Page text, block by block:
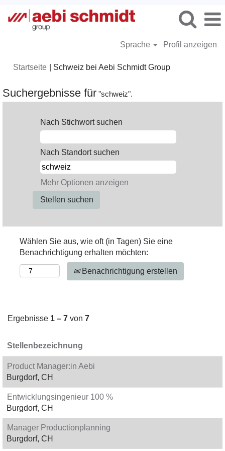
Sprache Profil anzeigen
Startseite Schweiz bei Aebi Schmidt Group(aktuelle
Suchergebnisse für "schweiz".
Nach Stichwort suchen
Nach Standort suchen
Mehr Optionen anzeigen
Wählen Sie aus, wie oft (in Tagen) Sie eine
Benachrichtigung erhalten möchten:
Benachrichtigung erstellen
Ergebnisse 1 – 7 von 7
Stellenbezeichnung
Product Manager:in Aebi
Burgdorf, CH
Entwicklungsingenieur 100 %
Burgdorf, CH
Manager Productionplanning
Burgdorf, CH